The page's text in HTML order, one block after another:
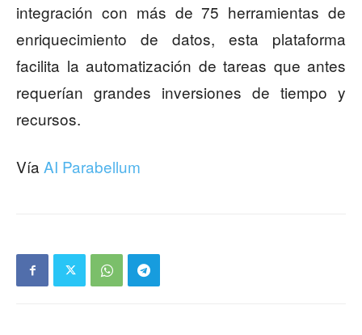
integración con más de 75 herramientas de
enriquecimiento de datos, esta plataforma
facilita la automatización de tareas que antes
requerían grandes inversiones de tiempo y
recursos.
Vía AI Parabellum